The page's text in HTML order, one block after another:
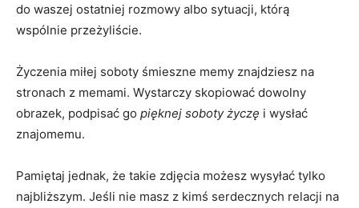
do waszej ostatniej rozmowy albo sytuacji, którą
wspólnie przeżyliście.
Życzenia miłej soboty śmieszne memy znajdziesz na
stronach z memami. Wystarczy skopiować dowolny
obrazek, podpisać go pięknej soboty życzę i wysłać
znajomemu.
Pamiętaj jednak, że takie zdjęcia możesz wysyłać tylko
najbliższym. Jeśli nie masz z kimś serdecznych relacji na